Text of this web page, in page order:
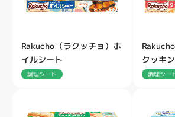
Rakucho（ラクッチョ）ホ
イルシート
調理シート
クッキ
調理シー